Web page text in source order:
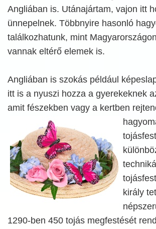
Angliában is. Utánajártam, vajon itt
ünnepelnek. Többnyire hasonló
találkozhatunk, mint
vannak eltérő elemek is.
Angliában is szokás például
itt is a nyuszi hozza a gyerekeknek
amit fészekben vagy a kertben
király
1290-ben 450 tojás megfestését